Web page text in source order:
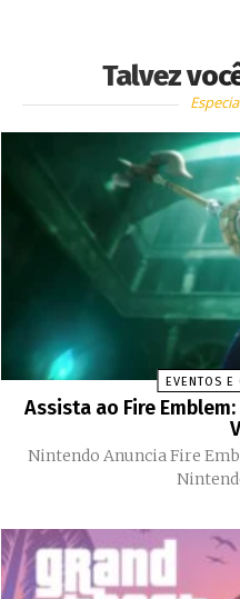
Talvez
EVENTOS E
Assista ao Fire
Nintendo Anuncia Fire